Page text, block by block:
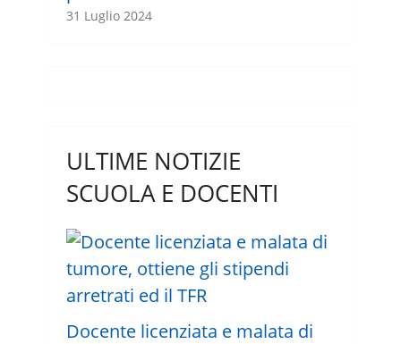
31 Luglio 2024
ULTIME NOTIZIE
SCUOLA E DOCENTI
Docente licenziata e malata di